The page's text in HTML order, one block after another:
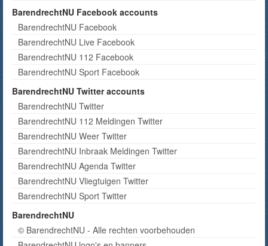
BarendrechtNU Facebook accounts
BarendrechtNU Facebook
BarendrechtNU Live Facebook
BarendrechtNU 112 Facebook
BarendrechtNU Sport Facebook
BarendrechtNU Twitter accounts
BarendrechtNU Twitter
BarendrechtNU 112 Meldingen Twitter
BarendrechtNU Weer Twitter
BarendrechtNU Inbraak Meldingen Twitter
BarendrechtNU Agenda Twitter
BarendrechtNU Vliegtuigen Twitter
BarendrechtNU Sport Twitter
BarendrechtNU
© BarendrechtNU - Alle rechten voorbehouden